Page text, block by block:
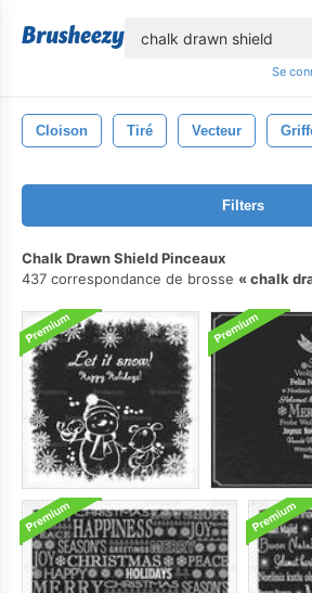
Se
Cloison Tiré Vecteur
Filters
Chalk Drawn Shield Pinceaux
437 correspondance de brosse
chalk